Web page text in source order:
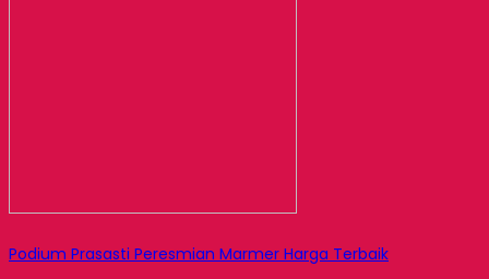
Podium Prasasti Peresmian Marmer Harga Terbaik